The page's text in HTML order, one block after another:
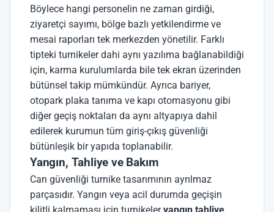
Böylece hangi personelin ne zaman girdiği,
ziyaretçi sayımı, bölge bazlı yetkilendirme ve
mesai raporları tek merkezden yönetilir. Farklı
tipteki turnikeler dahi aynı yazılıma bağlanabildiği
için, karma kurulumlarda bile tek ekran üzerinden
bütünsel takip mümkündür. Ayrıca bariyer,
otopark plaka tanıma ve kapı otomasyonu gibi
diğer geçiş noktaları da aynı altyapıya dahil
edilerek kurumun tüm giriş-çıkış güvenliği
bütünleşik bir yapıda toplanabilir.
Yangın, Tahliye ve Bakım
Can güvenliği turnike tasarımının ayrılmaz
parçasıdır. Yangın veya acil durumda geçişin